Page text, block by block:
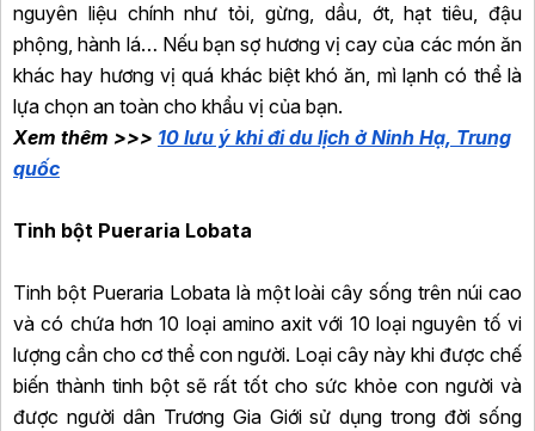
nguyên liệu chính như tỏi, gừng, dầu, ớt, hạt tiêu, đậu
phộng, hành lá… Nếu bạn sợ hương vị cay của các món ăn
khác hay hương vị quá khác biệt khó ăn, mì lạnh có thể là
lựa chọn an toàn cho khẩu vị của bạn.
Xem thêm >>> 10 lưu ý khi đi du lịch ở Ninh Hạ, Trung
quốc
Tinh bột Pueraria Lobata
Tinh bột Pueraria Lobata là một loài cây sống trên núi cao
và có chứa hơn 10 loại amino axit với 10 loại nguyên tố vi
lượng cần cho cơ thể con người. Loại cây này khi được chế
biến thành tinh bột sẽ rất tốt cho sức khỏe con người và
được người dân Trương Gia Giới sử dụng trong đời sống